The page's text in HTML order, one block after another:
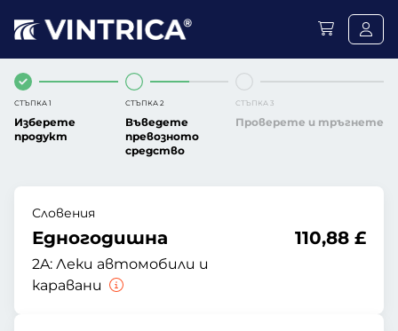
СТЪПКА 1
Изберете
продукт
СТЪПКА 2
Въведете
превозното
средство
СТЪПКА 3
Проверете и тръгнете
Словения
Едногодишна
2A: Леки автомобили и
каравани
110,88 £